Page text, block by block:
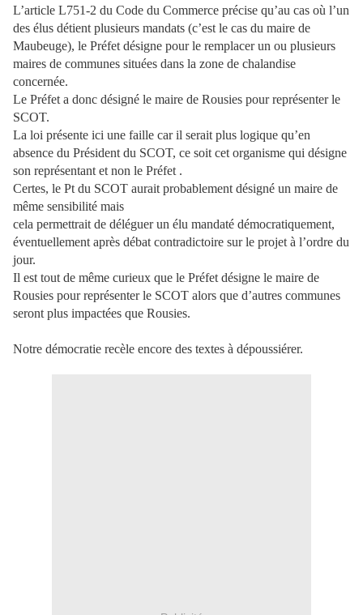
L’article L751-2 du Code du Commerce précise qu’au cas où l’un
des élus détient plusieurs mandats (c’est le cas du maire de
Maubeuge), le Préfet désigne pour le remplacer un ou plusieurs
maires de communes situées dans la zone de chalandise
concernée.
Le Préfet a donc désigné le maire de Rousies pour représenter le
SCOT.
La loi présente ici une faille car il serait plus logique qu’en
absence du Président du SCOT, ce soit cet organisme qui désigne
son représentant et non le Préfet .
Certes, le Pt du SCOT aurait probablement désigné un maire de
même sensibilité mais
cela permettrait de déléguer un élu mandaté démocratiquement,
éventuellement après débat contradictoire sur le projet à l’ordre du
jour.
Il est tout de même curieux que le Préfet désigne le maire de
Rousies pour représenter le SCOT alors que d’autres communes
seront plus impactées que Rousies.
Notre démocratie recèle encore des textes à dépoussiérer.